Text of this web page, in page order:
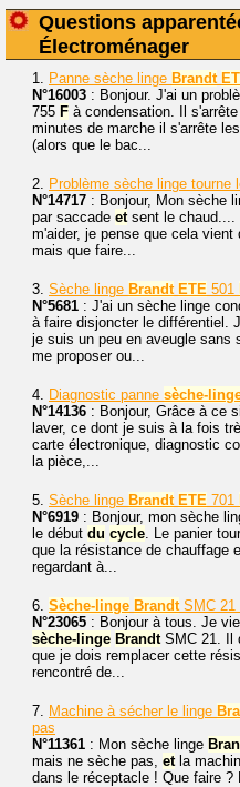
Questions
Électroménager
1. Panne sèche linge Brandt
N°16003 : Bonjour. J'ai un
755 F à condensation. Il
minutes de marche il s'arrête
(alors que le bac...
2. Problème sèche linge tourne
N°14717 : Bonjour, Mon sèche
par saccade etsent le chaud....
m'aider, je pense que cela vient
mais que faire...
3. Sèche linge Brandt ETE 501
N°5681 : J'ai un sèche linge
à faire disjoncter le différentiel.
je suis un peu en aveugle sans
me proposer ou...
4. Diagnostic panne sèche-
N°14136 : Bonjour, Grâce à ce
laver, ce dont je suis à la fois
carte électronique, diagnostic
la pièce,...
5. Sèche linge Brandt ETE 701
N°6919 : Bonjour, mon sèche
le début du cycle. Le panier
que la résistance de chauffage
regardant à...
6. Sèche-linge BrandtSMC 21
N°23065 : Bonjour à tous. Je
sèche-linge BrandtSMC 21. Il
que je dois remplacer cette
rencontré de...
7. Machine à sécher le linge
pas
N°11361 : Mon sèche linge
mais ne sèche pas, etla
dans le réceptacle ! Que faire ?